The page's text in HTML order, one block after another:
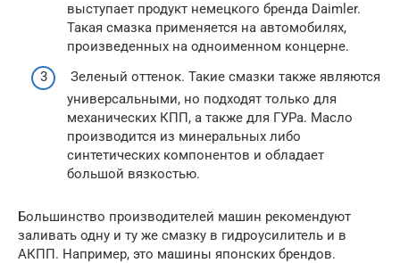
выступает продукт немецкого бренда Daimler.
Такая смазка применяется на автомобилях,
произведенных на одноименном концерне.
Зеленый оттенок. Такие смазки также являются
универсальными, но подходят только для
механических КПП, а также для ГУРа. Масло
производится из минеральных либо
синтетических компонентов и обладает
большой вязкостью.
Большинство производителей машин рекомендуют
заливать одну и ту же смазку в гидроусилитель и в
АКПП. Например, это машины японских брендов.